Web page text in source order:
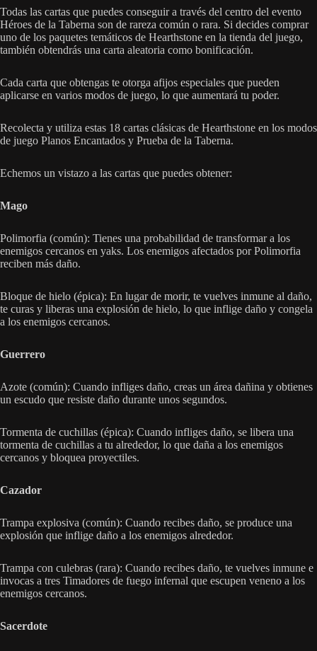
Todas las cartas que puedes conseguir a través del centro del evento
Héroes de la Taberna son de rareza común o rara. Si decides comprar
uno de los paquetes temáticos de Hearthstone en la tienda del juego,
también obtendrás una carta aleatoria como bonificación.
Cada carta que obtengas te otorga afijos especiales que pueden
aplicarse en varios modos de juego, lo que aumentará tu poder.
Recolecta y utiliza estas 18 cartas clásicas de Hearthstone en los modos
de juego Planos Encantados y Prueba de la Taberna.
Echemos un vistazo a las cartas que puedes obtener:
Mago
Polimorfia (común): Tienes una probabilidad de transformar a los
enemigos cercanos en yaks. Los enemigos afectados por Polimorfia
reciben más daño.
Bloque de hielo (épica): En lugar de morir, te vuelves inmune al daño,
te curas y liberas una explosión de hielo, lo que inflige daño y congela
a los enemigos cercanos.
Guerrero
Azote (común): Cuando infliges daño, creas un área dañina y obtienes
un escudo que resiste daño durante unos segundos.
Tormenta de cuchillas (épica): Cuando infliges daño, se libera una
tormenta de cuchillas a tu alrededor, lo que daña a los enemigos
cercanos y bloquea proyectiles.
Cazador
Trampa explosiva (común): Cuando recibes daño, se produce una
explosión que inflige daño a los enemigos alrededor.
Trampa con culebras (rara): Cuando recibes daño, te vuelves inmune e
invocas a tres Timadores de fuego infernal que escupen veneno a los
enemigos cercanos.
Sacerdote